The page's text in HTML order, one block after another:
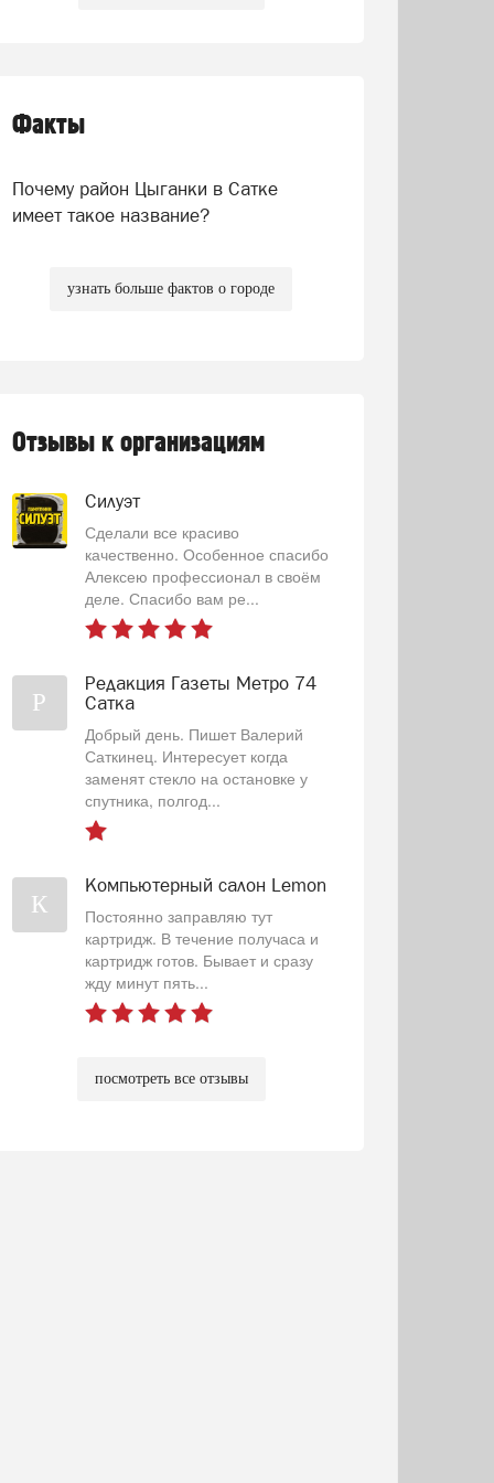
Факты
Почему район Цыганки в Сатке
имеет такое название?
узнать больше фактов о городе
Отзывы к организациям
Силуэт
Сделали все красиво
качественно. Особенное спасибо
Алексею профессионал в своём
деле. Спасибо вам ре...
Р
Редакция Газеты Метро 74
Сатка
Добрый день. Пишет Валерий
Саткинец. Интересует когда
заменят стекло на остановке у
спутника, полгод...
К
Компьютерный салон Lemon
Постоянно заправляю тут
картридж. В течение получаса и
картридж готов. Бывает и сразу
жду минут пять...
посмотреть все отзывы